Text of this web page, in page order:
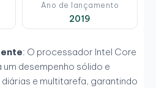
Ano de lançamento
2019
: O processador Intel Core
desempenho sólido e
e multitarefa, garantindo